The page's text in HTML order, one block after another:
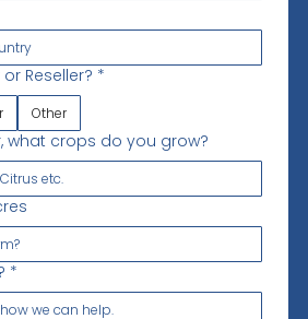
Reseller? *
Other
what crops do you grow?
*